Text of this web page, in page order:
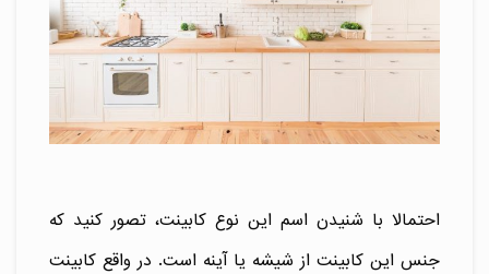
احتمالا با شنیدن اسم این نوع کابینت، تصور کنید که
جنس این کابینت از شیشه یا آینه است. در واقع کابینت